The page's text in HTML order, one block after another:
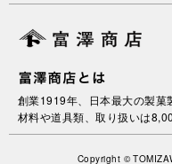
創業1919年、日本最大の製菓
材料や道具類、取り扱いは
Copyright ©